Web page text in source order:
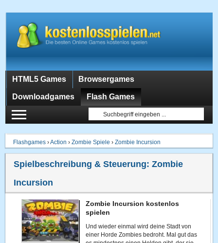
HTML5 Games Browsergames
Downloadgames Flash Games
Flashgames ›Action ›Zombie Spiele ›Zombie Incursion
Spielbeschreibung & Steuerung:Zombie
Incursion
Zombie Incursion kostenlos
spielen
Und wieder einmal wird deine Stadt von
einer Horde Zombies bedroht. Mal gut das